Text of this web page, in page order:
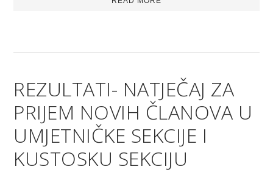
REZULTATI- NATJEČAJ ZA
PRIJEM NOVIH ČLANOVA U
UMJETNIČKE SEKCIJE I
KUSTOSKU SEKCIJU